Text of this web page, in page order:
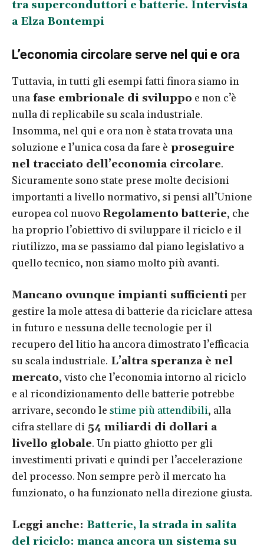
tra superconduttori e batterie. Intervista
a Elza Bontempi
L’economia circolare serve nel qui e ora
Tuttavia, in tutti gli esempi fatti finora siamo in
una fase embrionale di sviluppo e non c’è
nulla di replicabile su scala industriale.
Insomma, nel qui e ora non è stata trovata una
soluzione e l’unica cosa da fare è proseguire
nel tracciato dell’economia circolare.
Sicuramente sono state prese molte decisioni
importanti a livello normativo, si pensi all’Unione
europea col nuovo Regolamento batterie, che
ha proprio l’obiettivo di sviluppare il riciclo e il
riutilizzo, ma se passiamo dal piano legislativo a
quello tecnico, non siamo molto più avanti.
Mancano ovunque impianti sufficientiper
gestire la mole attesa di batterie da riciclare attesa
in futuro e nessuna delle tecnologie per il
recupero del litio ha ancora dimostrato l’efficacia
su scala industriale. L’altra speranza è nel
mercato, visto che l’economia intorno al riciclo
e al ricondizionamento delle batterie potrebbe
arrivare, secondo le stime più attendibili, alla
cifra stellare di 54 miliardi di dollari a
livello globale. Un piatto ghiotto per gli
investimenti privati e quindi per l’accelerazione
del processo. Non sempre però il mercato ha
funzionato, o ha funzionato nella direzione giusta.
Leggi anche: Batterie, la strada in salita
del riciclo: manca ancora un sistema su